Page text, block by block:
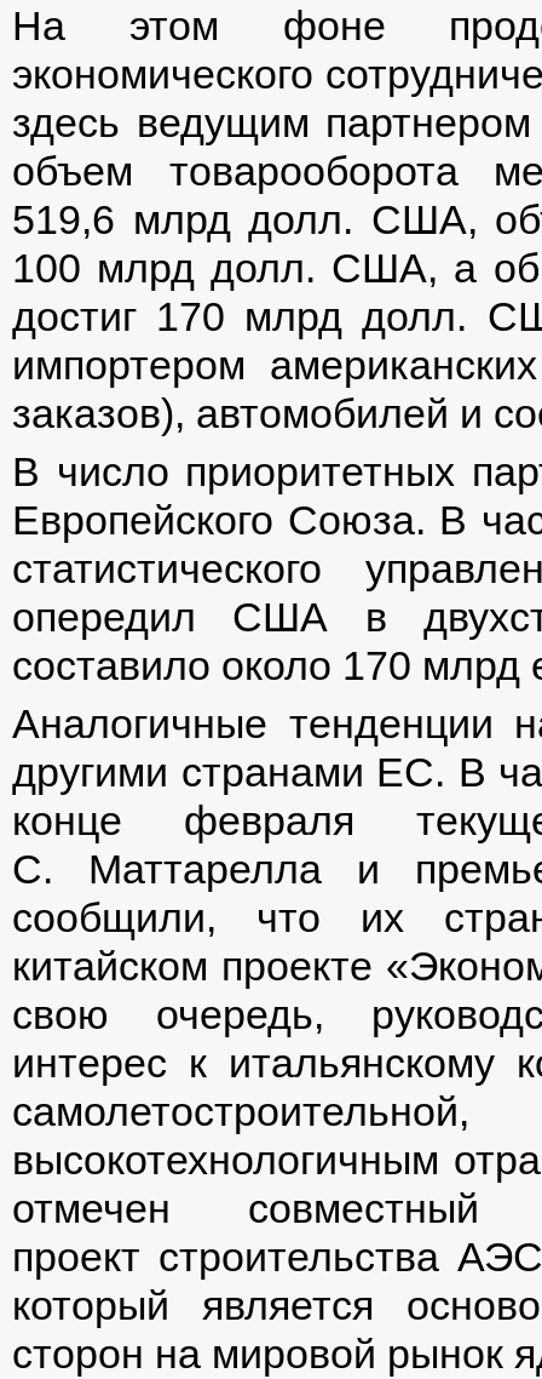
На этом фоне
экономического
здесь ведущим
объем товарооборота
519,6 млрд долл. США,
100 млрд долл. США, а
достиг 170 млрд долл.
импортером
заказов), автомобилей и
В число приоритетных
Европейского Союза. В
статистического
опередил США в
составило около 170 млрд
Аналогичные тенденции
другими странами ЕС. В
конце февраля
С. Маттарелла и
сообщили, что их
китайском проекте
свою очередь,
интерес к итальянскому
высокотехнологичным
отмечен совместный
проект строительства
который является
сторон на мировой рынок